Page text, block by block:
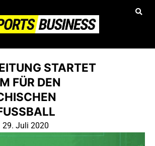
STARTET
FÜR DEN
29. Juli 2020